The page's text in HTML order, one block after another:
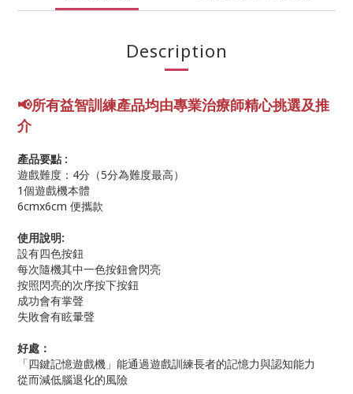
Description
📢所有益智訓練產品均由專業治療師精心挑選及推
介
產品要點 :
遊戲難度：4分（5分為難度最高）
1個遊戲機本體
6cmx6cm 便攜款
使用說明:
設有四色按鈕
每次隨機其中一色按鈕會閃亮
按照閃亮的次序按下按鈕
成功會有掌聲
失敗會有眩暈聲
好處：
「四鍵記憶遊戲機」能通過遊戲訓練長者的記憶力與認知能力
從而減低腦退化的風險